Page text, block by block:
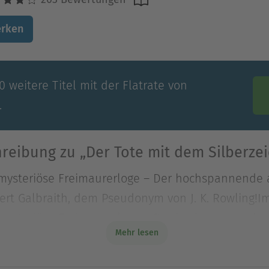
weitere Titel mit der Flatrate von
zu „Der Tote mit dem
Freimaurerloge – Der hochspannende
Galbraith, dem Pseudonym von J. K.
Galbraith, dem Pseudonym von J. K.
Mehr lesen